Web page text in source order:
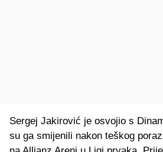
Sergej Jakirović je osvojio s
su ga smijenili nakon teškog